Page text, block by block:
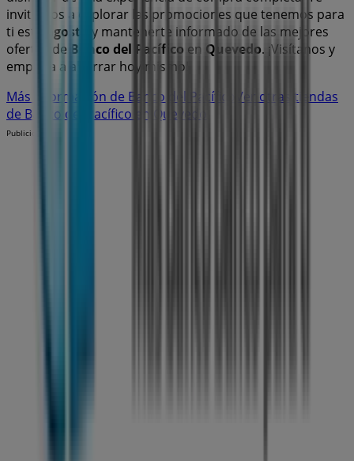
invitamos a explorar las promociones que tenemos para
ti este
agosto
y mantenerte informado de las mejores
ofertas de Banco del Pacífico en Quevedo. ¡Visítanos y
empieza a ahorrar hoy mismo!
Más información de Banco del Pacífico
Ver otras tiendas
de Banco del Pacífico en Quevedo
Publicidad